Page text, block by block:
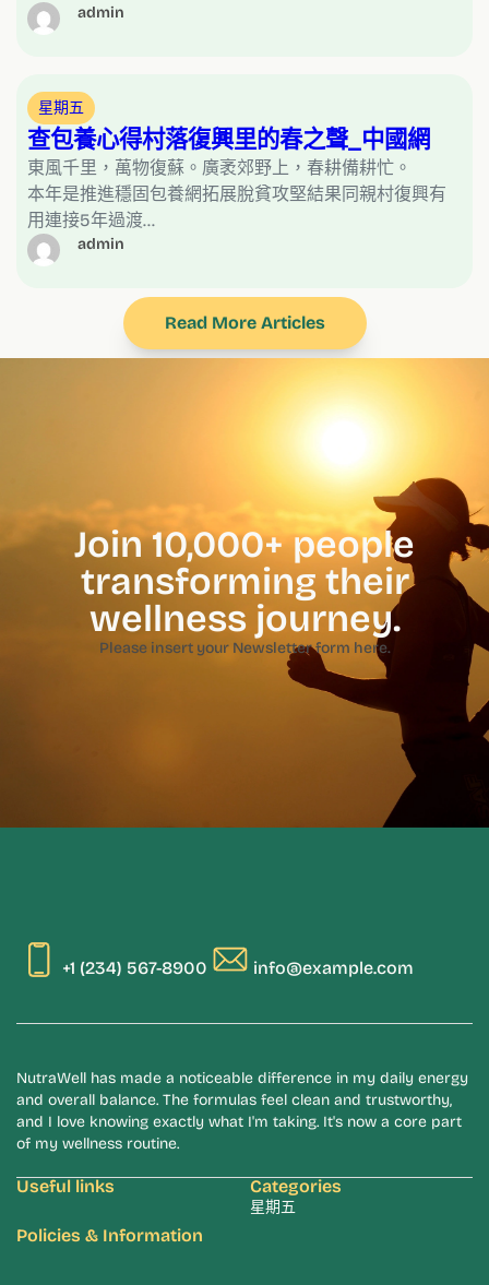
admin
星期五
查包養心得村落復興里的春之聲_中國網
東風千里，萬物復蘇。廣袤郊野上，春耕備耕忙。
本年是推進穩固包養網拓展脫貧攻堅結果同親村復興有
用連接5年過渡…
admin
Read More Articles
Join 10,000+ people
transforming their
wellness journey.
Please insert your Newsletter form here.
+1 (234) 567-8900 info@example.com
NutraWell has made a noticeable difference in my daily energy
and overall balance. The formulas feel clean and trustworthy,
and I love knowing exactly what I'm taking. It's now a core part
of my wellness routine.
Useful links Categories
星期五
Policies & Information